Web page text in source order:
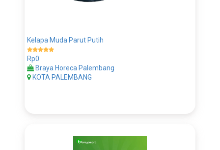
Kelapa Muda Parut Putih
Rp0
Braya Horeca Palembang
KOTA PALEMBANG